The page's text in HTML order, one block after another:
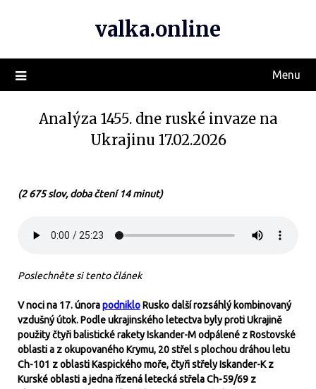
valka.online
Menu
Analýza 1455. dne ruské invaze na
Ukrajinu 17.02.2026
(2 675 slov, doba čtení 14 minut)
Poslechněte si tento článek
V noci na 17. únorapodnikloRusko další rozsáhlý kombinovaný
vzdušný útok. Podle ukrajinského letectva byly proti Ukrajině
použity čtyři balistické rakety Iskander-M odpálené z Rostovské
oblasti a z okupovaného Krymu, 20 střel s plochou dráhou letu
Ch-101 z oblasti Kaspického moře, čtyři střely Iskander-K z
Kurské oblasti a jedna řízená letecká střela Ch-59/69 z